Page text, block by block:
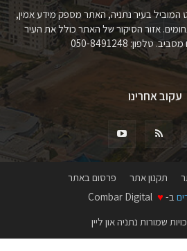
המוביל בעיר נתניה, האתר מספק מידע אמין,
אזור הסיקור של האתר כולל את העיר
טלפון: 050-8491248
עקוב אחרינו
תקנון אתר
פרסום באתר
ב- ♥
שמורות נתניה און ליין